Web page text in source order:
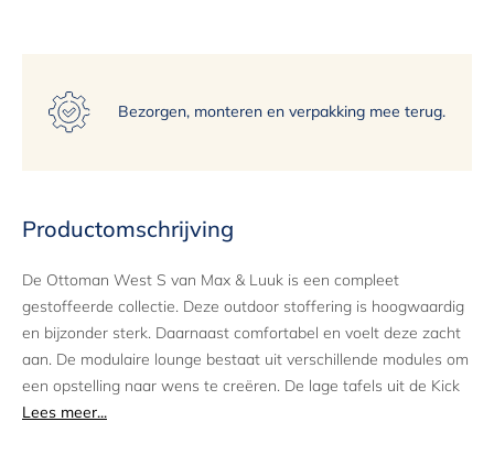
Bezorgen, monteren en verpakking mee terug.
Productomschrijving
De Ottoman West S van Max & Luuk is een compleet
gestoffeerde collectie. Deze outdoor stoffering is hoogwaardig
en bijzonder sterk. Daarnaast comfortabel en voelt deze zacht
aan. De modulaire lounge bestaat uit verschillende modules om
een opstelling naar wens te creëren. De lage tafels uit de Kick
collectie kunnen er goed bij worden gecombineerd.
Lees meer...